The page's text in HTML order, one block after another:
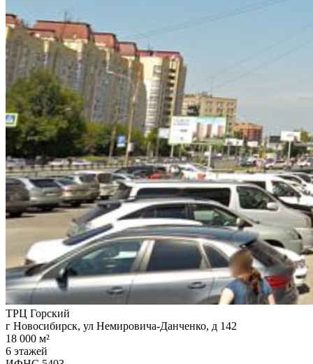
ТРЦ Горский
г Новосибирск, ул Немировича-Данченко, д 142
18 000 м²
6 этажей